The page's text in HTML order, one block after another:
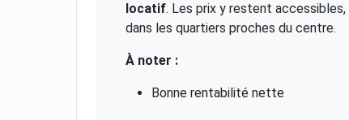
locatif. Les prix y restent
dans les quartiers proches du centre.
À noter :
Bonne rentabilité nette